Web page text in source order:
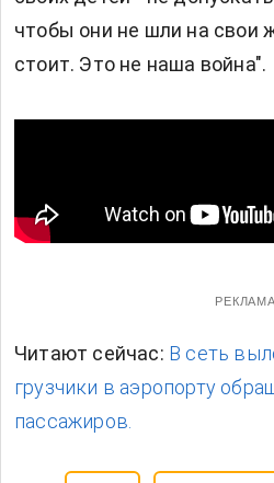
чтобы они не шли на свои
стоит. Это не наша война".
РЕКЛАМА
Читают сейчас: В сеть
грузчики в аэропорту
пассажиров.